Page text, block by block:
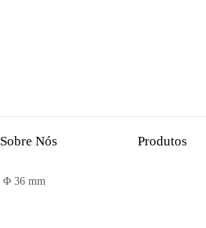
Sobre Nós Produtos
Φ 36 mm